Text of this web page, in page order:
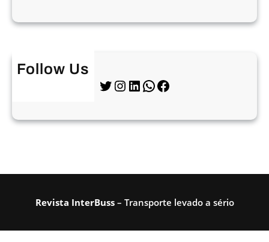
Follow Us
Twitter InstagramLinkedIn WhatsApp Facebook
Revista InterBuss– Transporte levado a sério